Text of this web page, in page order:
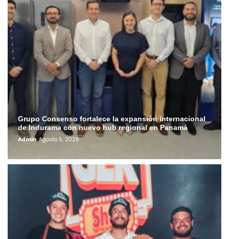
Grupo Consenso fortalece la expansión internacional
de Indurama con nuevo hub regional en Panamá
Admin Agosto 5, 2026